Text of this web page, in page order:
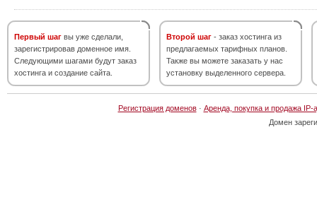
Первый шаг вы уже сделали,
зарегистрировав доменное имя.
Следующими шагами будут заказ
хостинга и создание сайта.
Второй шаг - заказ хостинга из
предлагаемых тарифных планов.
Также вы можете заказать у нас
установку выделенного сервера.
Регистрация доменов· Аренда, покупка и продажа IP-
Домен